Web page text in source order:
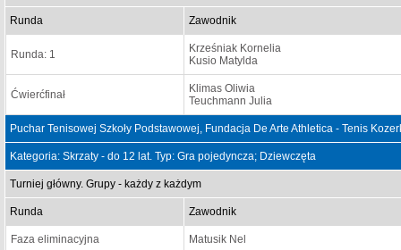
Runda Zawodnik
Runda: 1
Krześniak Kornelia
Kusio Matylda
Ćwierćfinał
Klimas Oliwia
Teuchmann Julia
Puchar Tenisowej Szkoły Podstawowej, Fundacja De Arte Athletica - Tenis
Kategoria: Skrzaty - do 12 lat. Typ: Gra pojedyncza; Dziewczęta
Turniej główny. Grupy - każdy z każdym
Runda Zawodnik
Faza eliminacyjna Matusik Nel